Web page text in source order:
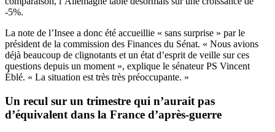
-5%.
La note de l’Insee a donc été accueillie « sans surprise » par le
président de la commission des Finances du Sénat. « Nous avions
déjà beaucoup de clignotants et un état d’esprit de veille sur ces
questions depuis un moment », explique le sénateur PS Vincent
Éblé. « La situation est très très préoccupante. »
Un recul sur un trimestre qui n’aurait pas
d’équivalent dans la France d’après-guerre